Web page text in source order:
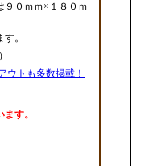
０ｍｍ×１８０ｍ
。
ウトも多数掲載！
す。